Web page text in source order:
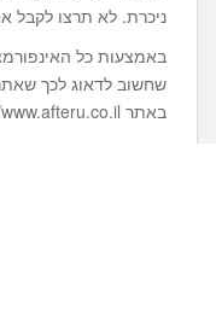
ניכרת. לא תרצו לקבל
באמצעות כל
שחשוב לדאוג לכך
באתר www.afteru.co.il/. תהנו!